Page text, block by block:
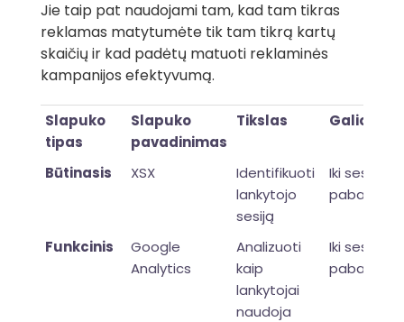
Jie taip pat naudojami tam, kad tam tikras
reklamas matytumėte tik tam tikrą kartų
skaičių ir kad padėtų matuoti reklaminės
kampanijos efektyvumą.
Slapuko
tipas
Slapuko
pavadinimas
Tikslas
Būtinasis XSX
Identifikuoti
lankytojo
sesiją
Iki sesijos
pabaigos
Funkcinis
Google
Analytics
Analizuoti
kaip
lankytojai
naudoja
Iki sesijos
pabaigos